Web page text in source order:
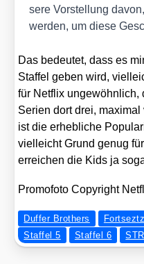
se­re Vor­stel­lung
wer­den, um die­se
Das bedeu­tet, dass es
Staf­fel geben wird,
für Net­flix unge­wöhn­lich,
Seri­en dort drei,
ist die erheb­li­che
viel­leicht Grund genug
errei­chen die Kids ja
Pro­mo­fo­to Copy­right
Duffer Brothers
Staffel 5
Staffel 6